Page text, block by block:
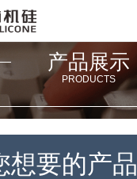
产品展示
PRODUCTS
想要的产品